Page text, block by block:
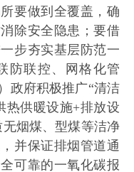
要做到全覆盖，确
除安全隐患；要借
步夯实基层防范一
防联控、网格化管
政府积极推广“清洁
热供暖设施+排放设
烟煤、型煤等洁净
并保证排烟管道通
可靠的一氧化碳报